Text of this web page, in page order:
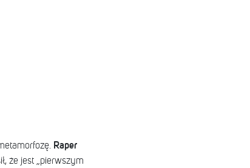
Raper
że jest „pierwszym